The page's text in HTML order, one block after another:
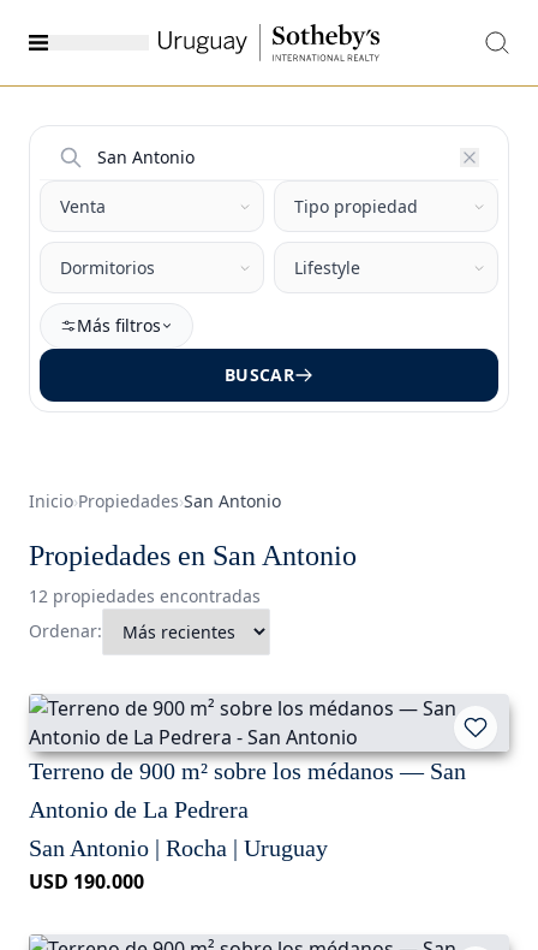
Más filtros
BUSCAR
Inicio›Propiedades›San Antonio
Propiedades en San Antonio
12 propiedades encontradas
Ordenar:
Terreno de 900 m² sobre los médanos — San
Antonio de La Pedrera
San Antonio | Rocha | Uruguay
USD 190.000